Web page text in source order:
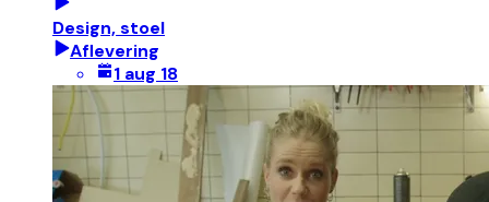
Design, stoel
Aflevering
1 aug 18